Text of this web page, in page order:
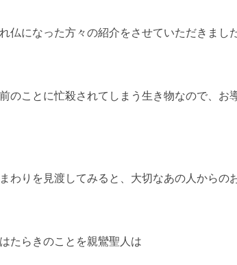
仏になった方々の紹介をさせていただきました
のことに忙殺されてしまう生き物なので、お
わりを見渡してみると、大切なあの人からの
たらきのことを親鸞聖人は